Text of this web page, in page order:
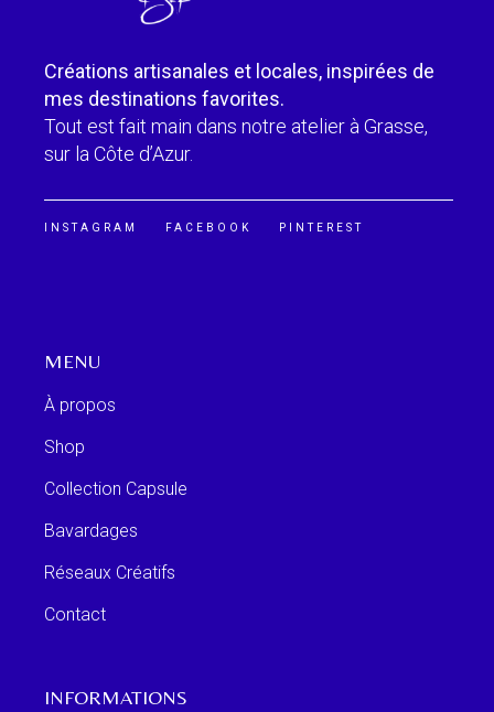
Créations artisanales et locales, inspirées de
mes destinations favorites.
Tout est fait main dans notre atelier à Grasse,
sur la Côte d’Azur.
INSTAGRAM FACEBOOK PINTEREST
MENU
À propos
Shop
Collection Capsule
Bavardages
Réseaux Créatifs
Contact
INFORMATIONS